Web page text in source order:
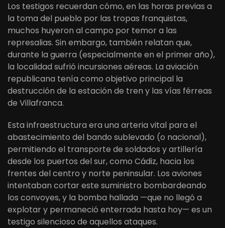
Los testigos recuerdan cómo, en las horas previas a
la toma del pueblo por las tropas franquistas,
muchos huyeron al campo por temor a las
represalias. Sin embargo, también relatan que,
durante la guerra (especialmente en el primer año),
la localidad sufrió incursiones aéreas. La aviación
republicana tenía como objetivo principal la
destrucción de la estación de tren y las vías férreas
de Villafranca.
Esta infraestructura era una arteria vital para el
abastecimiento del bando sublevado (o nacional),
permitiendo el transporte de soldados y artillería
desde los puertos del sur, como Cádiz, hacia los
frentes del centro y norte peninsular. Los aviones
intentaban cortar este suministro bombardeando
los convoyes, y la bomba hallada —que no llegó a
explotar y permaneció enterrada hasta hoy— es un
testigo silencioso de aquellos ataques.